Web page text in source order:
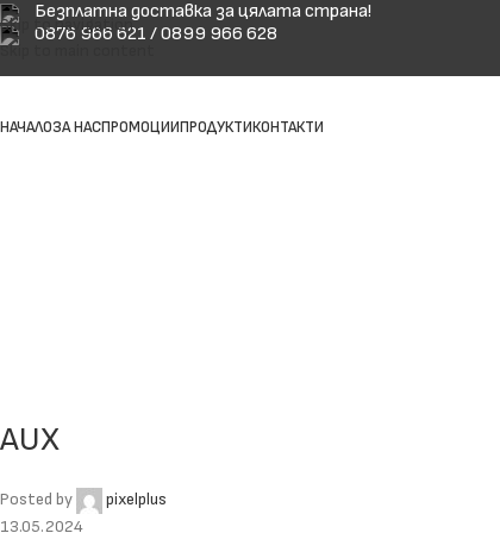
Skip to navigation
Skip to main content
Безплатна доставка за цялата страна!
0876 966 621 / 0899 966 628
НАЧАЛОЗА НАСПРОМОЦИИПРОДУКТИКОНТАКТИ
AUX
Posted by
pixelplus
13.05.2024